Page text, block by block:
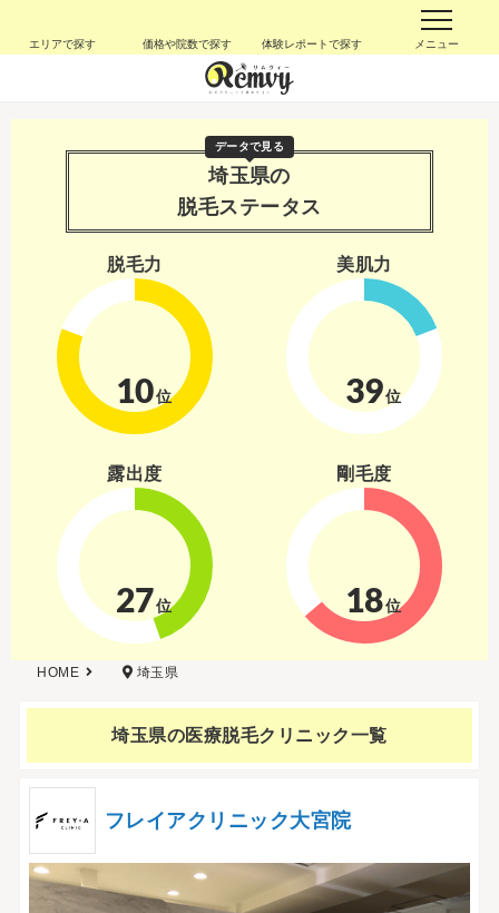
エリアで探す 価格や院数で探す 体験レポートで探す メニュー
データで見る
埼玉県の
脱毛ステータス
脱毛力
10位
美肌力
39位
露出度
27位
剛毛度
18位
HOME 埼玉県
埼玉県の医療脱毛クリニック一覧
フレイアクリニック大宮院